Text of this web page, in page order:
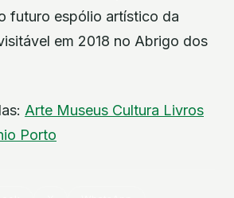
futuro espólio artístico da
em 2018 no Abrigo dos
Arte Museus Cultura Livros
Porto